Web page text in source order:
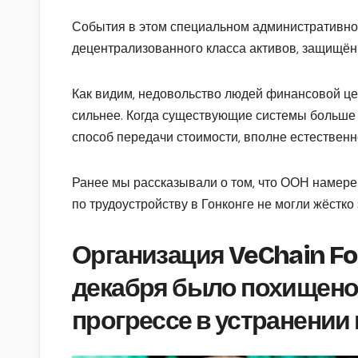
События в этом специальном
децентрализованного класса активов,
Как видим, недовольство людей финансовой
сильнее. Когда существующие системы
способ передачи стоимости, вполне
Ранее мы рассказывали о том, что ООН
по трудоустройству в Гонконге не могли
Организация VeChain
декабря было похищено
прогрессе в